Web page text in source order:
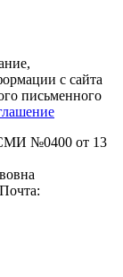
с сайта
письменного
СМИ №0400 от 13